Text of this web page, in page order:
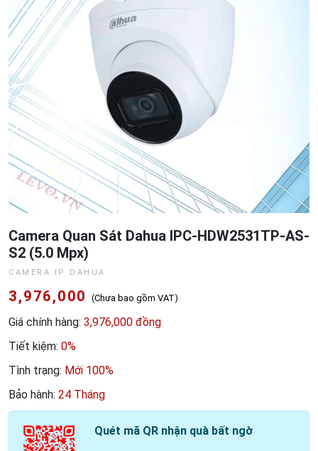
Camera Quan Sát Dahua IPC-HDW2531TP-AS-
S2 (5.0 Mpx)
CAMERA IP DAHUA
3,976,000 (Chưa bao gồm VAT)
Giá chính hàng: 3,976,000 đồng
Tiết kiệm: 0%
Tình trạng: Mới 100%
Bảo hành: 24 Tháng
Quét mã QR nhận quà bất ngờ